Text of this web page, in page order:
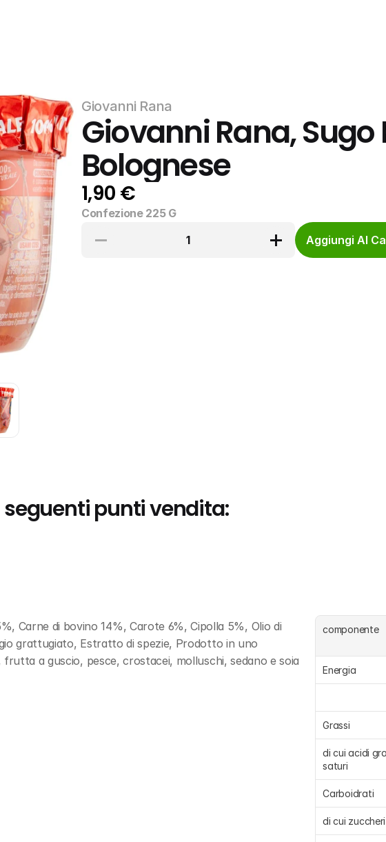
Giovanni Rana
Giovanni Rana, Sugo
Bolognese
1,90 €
Confezione 225 G
1
Aggiungi Al
punti vendita:
Carne di bovino 14%, Carote 6%, Cipolla 5%, Olio di
grattugiato, Estratto di spezie, Prodotto in uno
a guscio, pesce, crostacei, molluschi, sedano e soia
componente
Energia
Grassi
di cui acidi
saturi
Carboidrati
di cui zuccheri